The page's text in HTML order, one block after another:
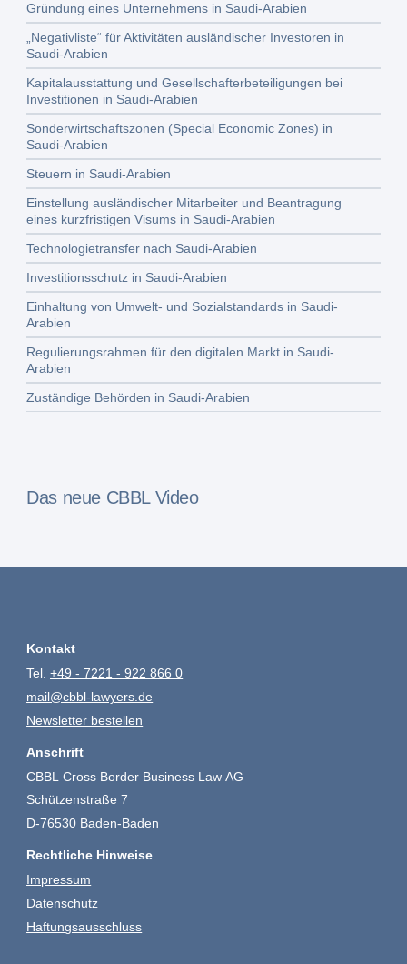
Gründung eines Unternehmens in Saudi-Arabien
„Negativliste“ für Aktivitäten ausländischer Investoren in
Saudi-Arabien
Kapitalausstattung und Gesellschafterbeteiligungen bei
Investitionen in Saudi-Arabien
Sonderwirtschaftszonen (Special Economic Zones) in
Saudi-Arabien
Steuern in Saudi-Arabien
Einstellung ausländischer Mitarbeiter und Beantragung
eines kurzfristigen Visums in Saudi-Arabien
Technologietransfer nach Saudi-Arabien
Investitionsschutz in Saudi-Arabien
Einhaltung von Umwelt- und Sozialstandards in Saudi-
Arabien
Regulierungsrahmen für den digitalen Markt in Saudi-
Arabien
Zuständige Behörden in Saudi-Arabien
Das neue CBBL Video
Kontakt
Tel.+49 - 7221 - 922 866 0
mail@cbbl-lawyers.de
Newsletter bestellen
Anschrift
CBBL Cross Border Business Law AG
Schützenstraße 7
D-76530 Baden-Baden
Rechtliche Hinweise
Impressum
Datenschutz
Haftungsausschluss